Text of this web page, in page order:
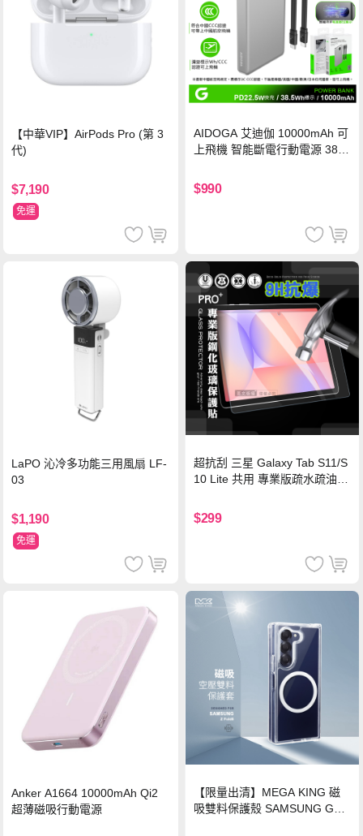
【中華VIP】AirPods Pro (第 3
代)
$7,190
免運
AIDOGA 艾迪伽 10000mAh 可
上飛機 智能斷電行動電源 38.5
灣BSMI/中國CCC/歐美CE/FCC
認證
$990
LaPO 沁冷多功能三用風扇 LF-
03
$1,190
免運
超抗刮 三星 Galaxy Tab S11/S
10 Lite 共用 專業版疏水疏油9
$299
Anker A1664 10000mAh Qi2
超薄磁吸行動電源
【限量出清】MEGA KING 磁
吸雙料保護殼 SAMSUNG Gala